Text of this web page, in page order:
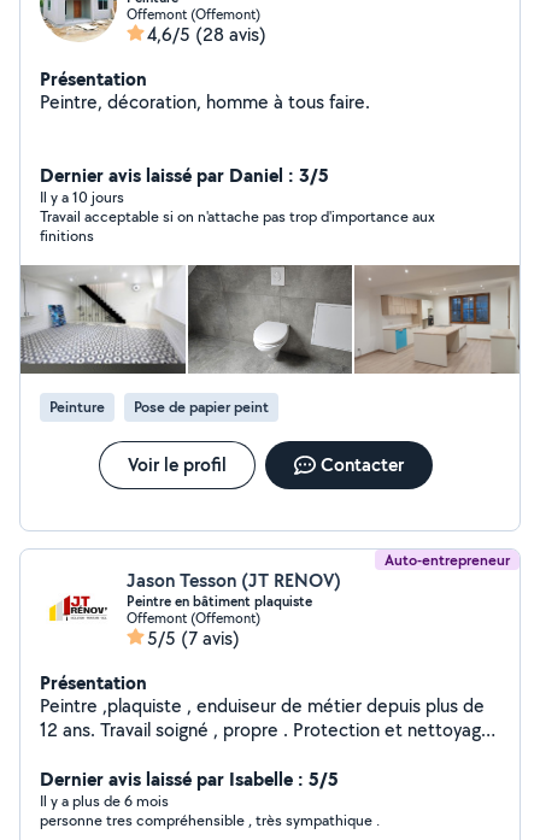
Offemont (Offemont)
4,6/5 (28 avis)
Présentation
Peintre, décoration, homme à tous faire.
Dernier avis laissé par Daniel : 3/5
Il y a 10 jours
Travail acceptable si on n'attache pas trop d'importance aux
finitions
Peinture Pose de papier peint
Voir le profil Contacter
Auto-entrepreneur
Jason Tesson (JT RENOV)
Peintre en bâtiment plaquiste
Offemont (Offemont)
5/5 (7 avis)
Présentation
Peintre ,plaquiste , enduiseur de métier depuis plus de
12 ans. Travail soigné , propre . Protection et nettoyage.
Rebouchage enduit - Enduit collage bande à joint plus
finition - Ratissage complet murs plafonds - Ponçage
des enduits - application de sous couche - application 2
Dernier avis laissé par Isabelle : 5/5
Il y a plus de 6 mois
personne tres compréhensible , très sympathique .